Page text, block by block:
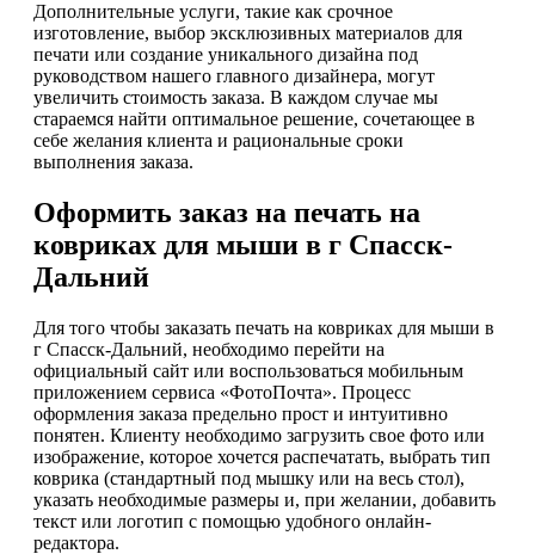
Дополнительные услуги, такие как срочное
изготовление, выбор эксклюзивных материалов для
печати или создание уникального дизайна под
руководством нашего главного дизайнера, могут
увеличить стоимость заказа. В каждом случае мы
стараемся найти оптимальное решение, сочетающее в
себе желания клиента и рациональные сроки
выполнения заказа.
Оформить заказ на печать на
ковриках для мыши в г Спасск-
Дальний
Для того чтобы заказать печать на ковриках для мыши в
г Спасск-Дальний, необходимо перейти на
официальный сайт или воспользоваться мобильным
приложением сервиса «ФотоПочта». Процесс
оформления заказа предельно прост и интуитивно
понятен. Клиенту необходимо загрузить свое фото или
изображение, которое хочется распечатать, выбрать тип
коврика (стандартный под мышку или на весь стол),
указать необходимые размеры и, при желании, добавить
текст или логотип с помощью удобного онлайн-
редактора.